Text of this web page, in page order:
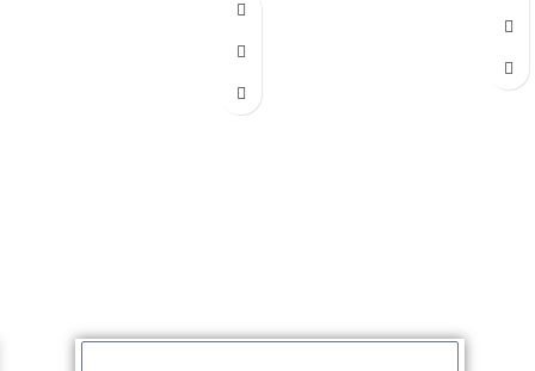
قرار داده ایم.